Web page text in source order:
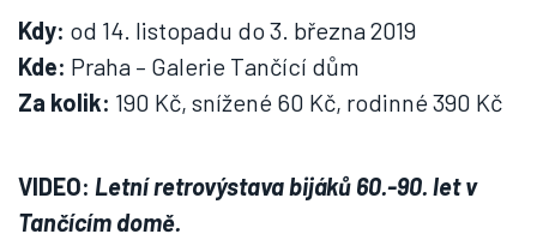
Kdy: od 14. listopadu do 3. března 2019
Kde: Praha – Galerie Tančící dům
Za kolik: 190 Kč, snížené 60 Kč, rodinné 390 Kč
VIDEO: Letní retrovýstava bijáků 60.-90. let v
Tančícím domě.